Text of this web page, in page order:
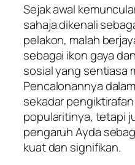
Sejak awal
sahaja dikenali
pelakon, malah
sebagai ikon gaya
sosial yang sentiasa
Pencalonannya
sekadar
popularitinya, tetapi
pengaruh Ayda
kuat dan signifikan.